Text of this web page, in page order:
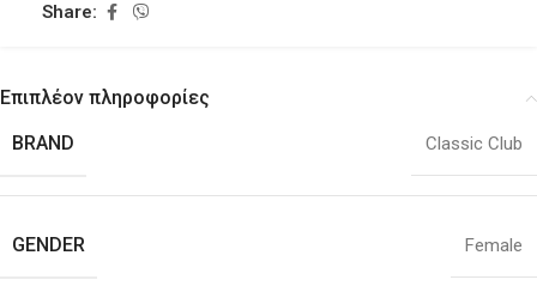
Share:
Επιπλέον πληροφορίες
BRAND
Classic Club
GENDER Female